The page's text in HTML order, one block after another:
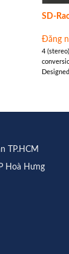
SD-
Đăng
4
TP.HCM
Hoà Hưng